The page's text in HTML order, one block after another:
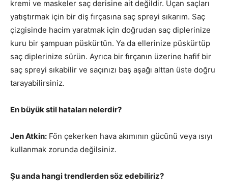
kremi ve maskeler saç derisine ait değildir. Uçan saçları
yatıştırmak için bir diş fırçasına saç spreyi sıkarım. Saç
çizgisinde hacim yaratmak için doğrudan saç diplerinize
kuru bir şampuan püskürtün. Ya da ellerinize püskürtüp
saç diplerinize sürün. Ayrıca bir fırçanın üzerine hafif bir
saç spreyi sıkabilir ve saçınızı baş aşağı alttan üste doğru
tarayabilirsiniz.
En büyük stil hataları nelerdir?
Jen Atkin: Fön çekerken hava akımının gücünü veya ısıyı
kullanmak zorunda değilsiniz.
Şu anda hangi trendlerden söz edebiliriz?